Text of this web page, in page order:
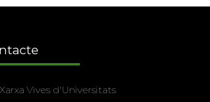
Xarxa Vives d'Universitats